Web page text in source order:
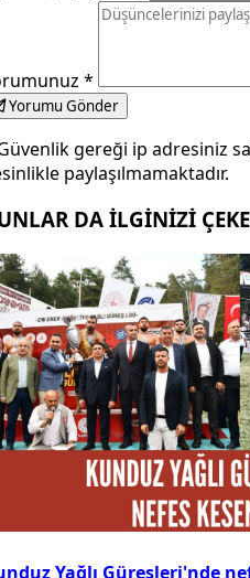
*
Yorumu Gönder
gereği ip adresiniz
paylaşılmamaktadır.
DA İLGİNİZİ
Yağlı Güreşleri'nde